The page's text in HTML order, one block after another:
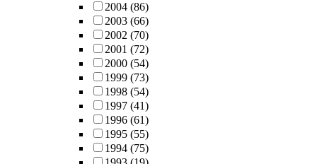
2004 (86)
2003 (66)
2002 (70)
2001 (72)
2000 (54)
1999 (73)
1998 (54)
1997 (41)
1996 (61)
1995 (55)
1994 (75)